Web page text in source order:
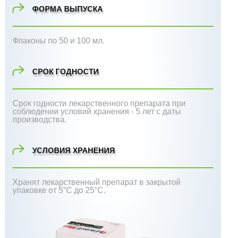
ФОРМА ВЫПУСКА
Флаконы по 50 и 100 мл.
СРОК ГОДНОСТИ
Срок годности лекарственного препарата при
соблюдении условий хранения - 5 лет с даты
производства.
УСЛОВИЯ ХРАНЕНИЯ
Хранят лекарственный препарат в закрытой
упаковке от 5°С до 25°С.